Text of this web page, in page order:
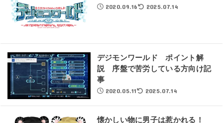
2020.09.16 2025.07.14
デジモンワールド ポイント解
説 序盤で苦労している方向け記
事
2020.05.11 2025.07.14
懐かしい物に男子は惹かれる！